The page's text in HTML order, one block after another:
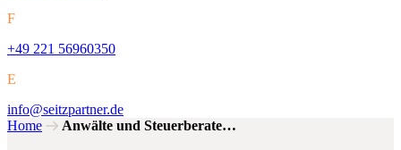
F
+49 221 56960350
E
info@seitzpartner.de
Home
Anwälte und Steuerberate…